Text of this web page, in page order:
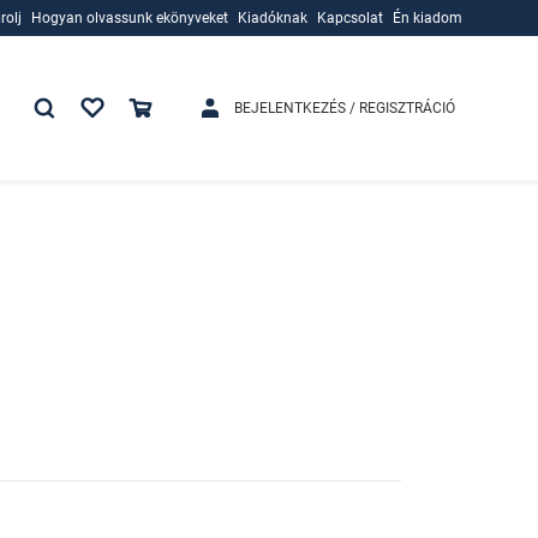
Hogyan olvassunk ekönyveket
Kiadóknak
Kapcsolat Én kiadom
BEJELENTKEZÉS / REGISZTRÁCIÓ